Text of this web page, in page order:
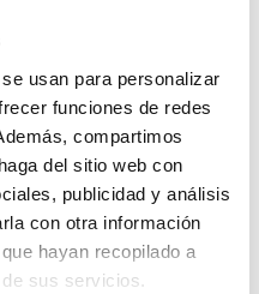
usan para personalizar
funciones de redes
compartimos
del sitio web con
publicidad y análisis
con otra información
hayan recopilado a
sus servicios.